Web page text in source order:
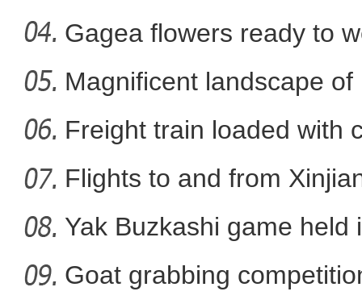
新疆：哈萨克刺绣从家庭
Xi
Gagea flowers ready to
Nal
Magnificent landscape
La
Freight train loaded with
Flights to and from
Yak Buzkashi game held
Goat grabbing